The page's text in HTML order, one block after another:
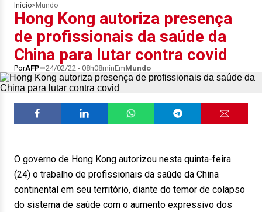
Início> Mundo
Hong Kong autoriza presença
de profissionais da saúde da
China para lutar contra covid
PorAFP 24/02/22 - 08h08minEmMundo
O governo de Hong Kong autorizou nesta quinta-feira
(24) o trabalho de profissionais da saúde da China
continental em seu território, diante do temor de colapso
do sistema de saúde com o aumento expressivo dos